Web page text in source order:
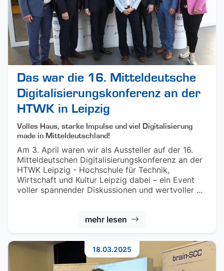
Das war die 16. Mitteldeutsche
Digitalisierungskonferenz an der
HTWK in Leipzig
Volles Haus, starke Impulse und viel Digitalisierung
made in Mitteldeutschland!
Am 3. April waren wir als Aussteller auf der 16.
Mitteldeutschen Digitalisierungskonferenz an der
HTWK Leipzig - Hochschule für Technik,
Wirtschaft und Kultur Leipzig dabei – ein Event
voller spannender Diskussionen und wertvoller ...
mehr lesen
18.03.2025